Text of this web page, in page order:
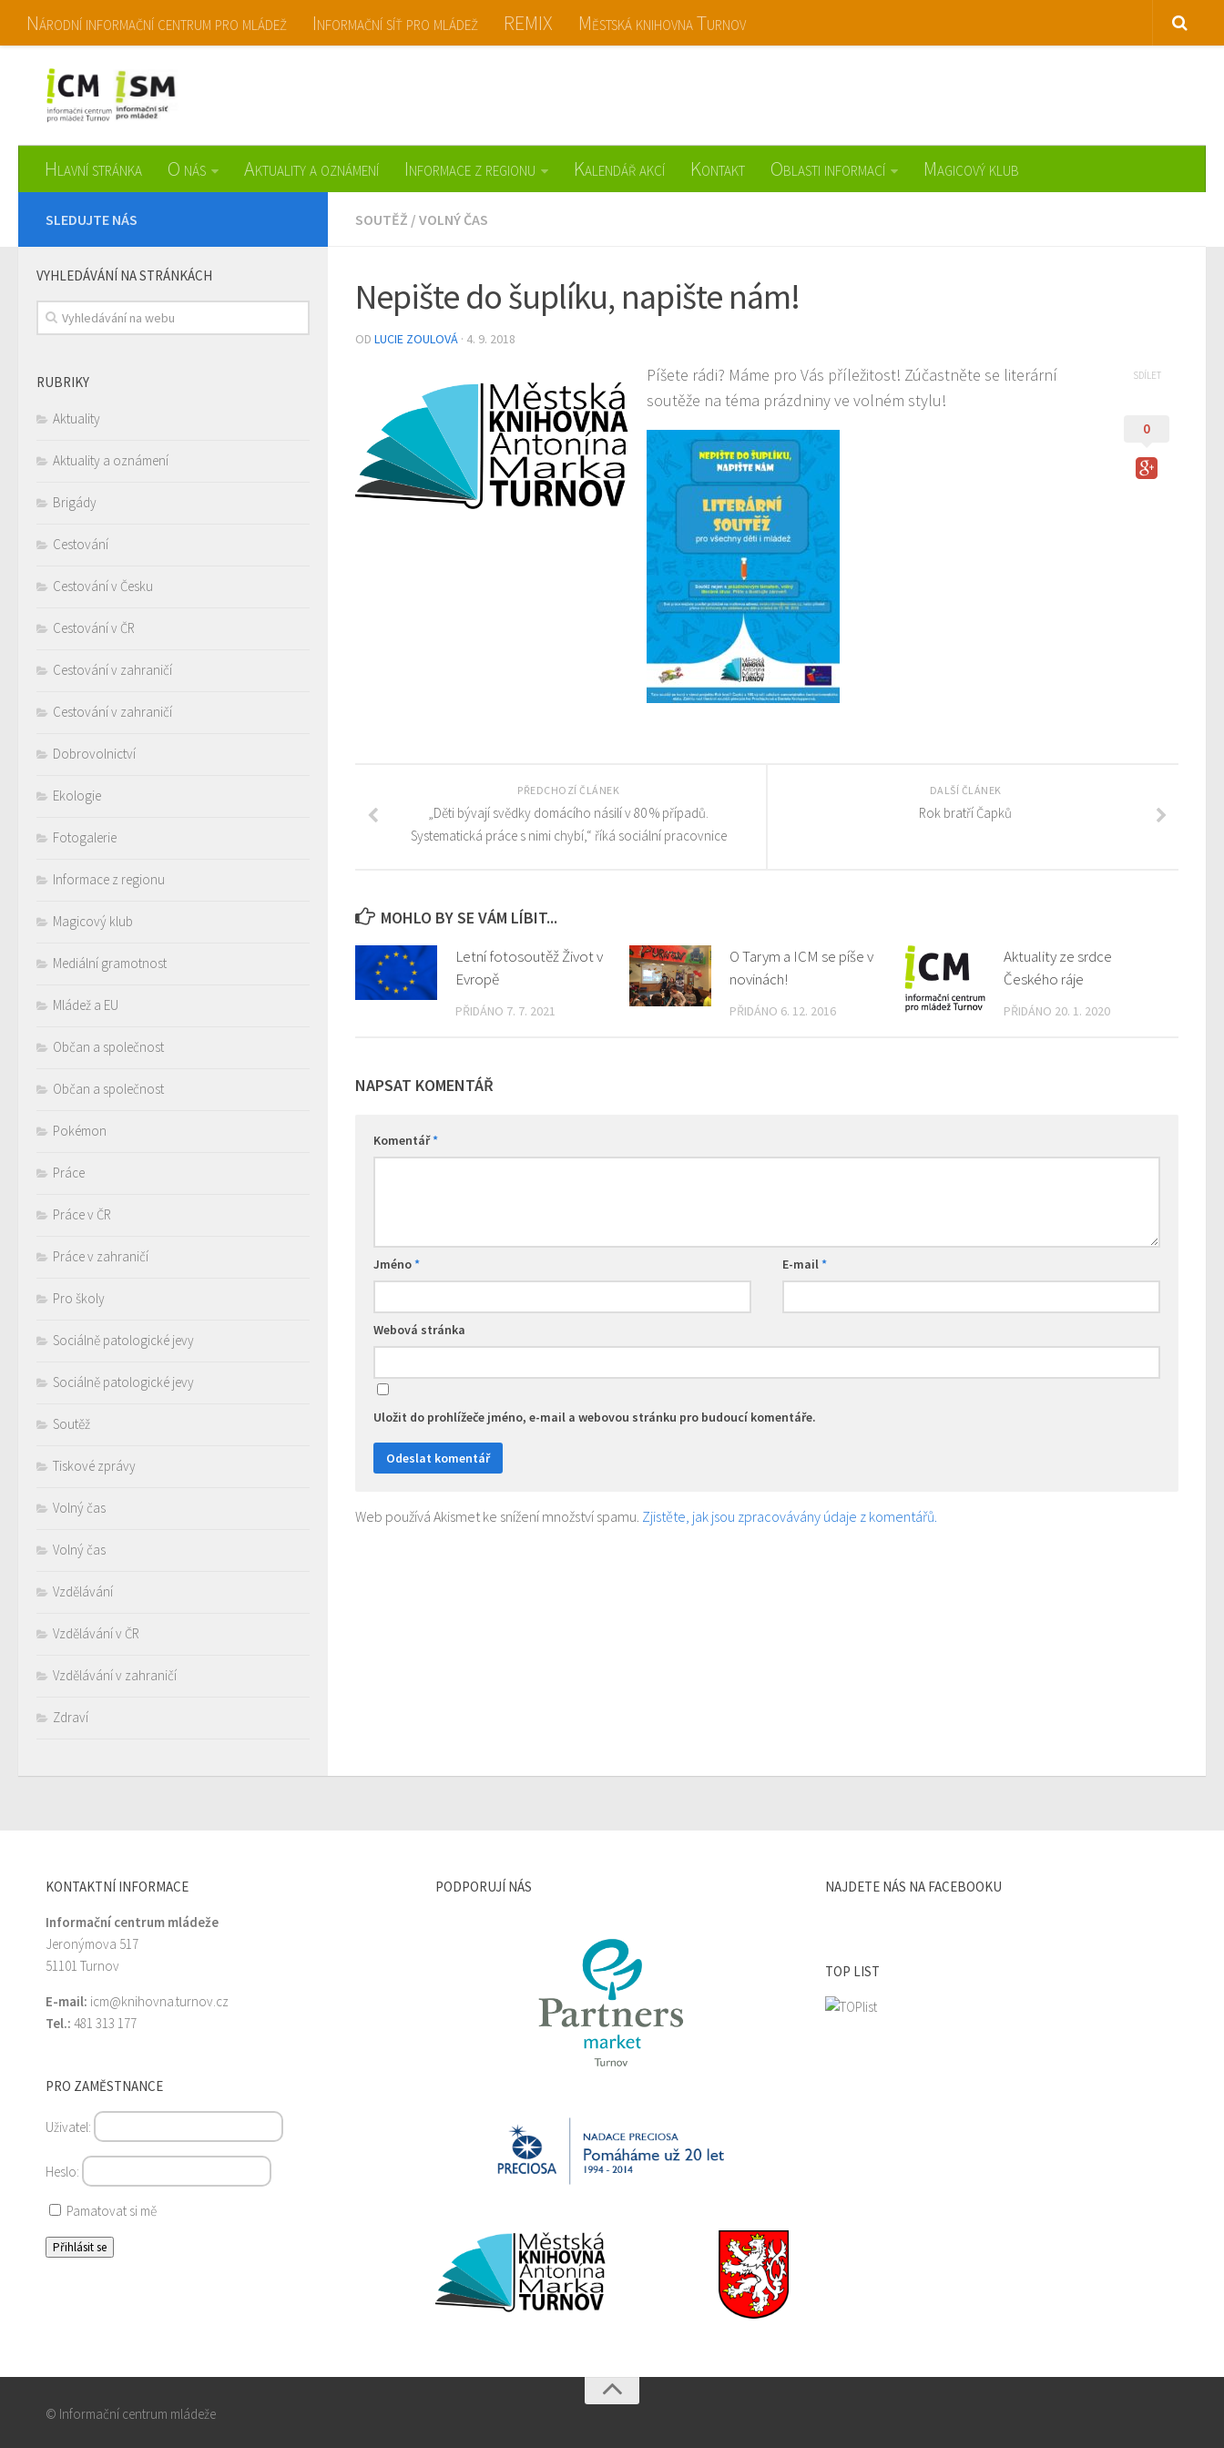
Národní informační centrum pro mládež Informační síť pro mládež REMIX Městská knihovna Turnov
Hlavní stránka O nás Aktuality a oznámení Informace z regionu Kalendář akcí Kontakt Oblasti informací Magicový klub
SOUTĚŽ / VOLNÝ ČAS
Nepište do šuplíku, napište nám!
OD LUCIE ZOULOVÁ · 4. 9. 2018
Píšete rádi? Máme pro Vás příležitost! Zúčastněte se literární
soutěže na téma prázdniny ve volném stylu!
SDÍLET
0
DALŠÍ ČLÁNEK
Rok bratří Čapků
PŘEDCHOZÍ ČLÁNEK
„Děti bývají svědky domácího násilí v 80 % případů.
Systematická práce s nimi chybí,“ říká sociální pracovnice
MOHLO BY SE VÁM LÍBIT...
Letní fotosoutěž Život v
Evropě
PŘIDÁNO 7. 7. 2021
O Tarym a ICM se píše v
novinách!
PŘIDÁNO 6. 12. 2016
Aktuality ze srdce
Českého ráje
PŘIDÁNO 20. 1. 2020
NAPSAT KOMENTÁŘ
Komentář*
Jméno* E-mail*
Webová stránka
Uložit do prohlížeče jméno, e-mail a webovou stránku pro budoucí komentáře.
Web používá Akismet ke snížení množství spamu. Zjistěte, jak jsou zpracovávány údaje z komentářů.
SLEDUJTE NÁS
VYHLEDÁVÁNÍ NA STRÁNKÁCH
RUBRIKY
Aktuality
Aktuality a oznámení
Brigády
Cestování
Cestování v Česku
Cestování v ČR
Cestování v zahraničí
Cestování v zahraničí
Dobrovolnictví
Ekologie
Fotogalerie
Informace z regionu
Magicový klub
Mediální gramotnost
Mládež a EU
Občan a společnost
Občan a společnost
Pokémon
Práce
Práce v ČR
Práce v zahraničí
Pro školy
Sociálně patologické jevy
Sociálně patologické jevy
Soutěž
Tiskové zprávy
Volný čas
Volný čas
Vzdělávání
Vzdělávání v ČR
Vzdělávání v zahraničí
Zdraví
KONTAKTNÍ INFORMACE
Informační centrum mládeže
Jeronýmova 517
51101 Turnov
E-mail: icm@knihovna.turnov.cz
Tel.: 481 313 177
PRO ZAMĚSTNANCE
Uživatel:
Heslo:
Pamatovat si mě
PODPORUJÍ NÁS NAJDETE NÁS NA FACEBOOKU
TOP LIST
© Informační centrum mládeže